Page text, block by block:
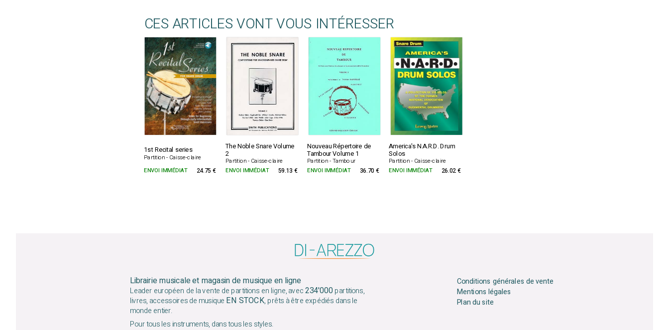
CES ARTICLES VONT VOUS INTÉRESSER
1st Recital series
Partition - Caisse-claire
The Noble Snare Volume
2
Partition - Caisse-claire
Nouveau Répertoire de
Tambour Volume 1
Partition - Tambour
America's N.A.R.D. Drum
Solos
Partition - Caisse-claire
ENVOI IMMÉDIAT
24.75 € ENVOI IMMÉDIAT 59.13 € ENVOI IMMÉDIAT 36.70 € ENVOI IMMÉDIAT 26.02 €
Librairie musicale et magasin de musique en ligne
Leader européen de la vente de partitions en ligne, avec234'000partitions,
livres, accessoires de musique EN STOCK, prêts à être expédiés dans le
monde entier.
Pour tous les instruments, dans tous les styles.
Conditions générales de vente
Mentions légales
Plan du site